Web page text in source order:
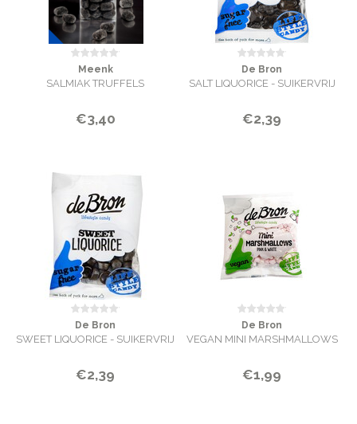
Meenk
SALMIAK TRUFFELS
€3,40
De Bron
SALT LIQUORICE - SUIKERVRIJ
€2,39
De Bron
SWEET LIQUORICE - SUIKERVRIJ
€2,39
De Bron
VEGAN MINI MARSHMALLOWS
€1,99